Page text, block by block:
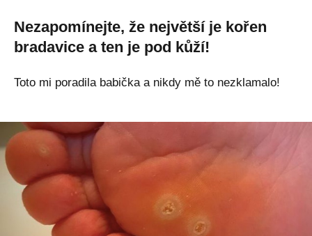
Nezapomínejte, že největší je kořen
bradavice a ten je pod kůží!
Toto mi poradila babička a nikdy mě to nezklamalo!